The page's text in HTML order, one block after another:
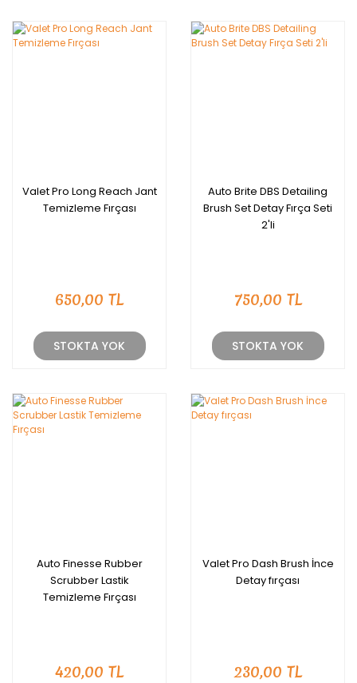
Valet Pro Long Reach Jant
Temizleme Fırçası
650,00 TL
STOKTA YOK
Auto Brite DBS Detailing
Brush Set Detay Fırça Seti
2'li
750,00 TL
STOKTA YOK
Auto Finesse Rubber
Scrubber Lastik
Temizleme Fırçası
420,00 TL
Valet Pro Dash Brush İnce
Detay fırçası
230,00 TL